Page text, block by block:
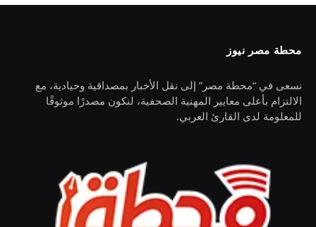
محطة مصر نيوز
نسعى في “محطة مصر” إلى نقل الأخبار بمصداقية وحيادية، مع
الالتزام بأعلى معايير المهنية الصحفية، لنكون مصدرًا موثوقًا
للمعلومة لدى القارئ العربي.